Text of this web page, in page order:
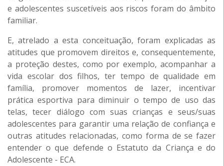
e adolescentes suscetíveis aos riscos foram do âmbito
familiar.
E, atrelado a esta conceituação, foram explicadas as
atitudes que promovem direitos e, consequentemente,
a proteção destes, como por exemplo, acompanhar a
vida escolar dos filhos, ter tempo de qualidade em
família, promover momentos de lazer, incentivar
prática esportiva para diminuir o tempo de uso das
telas, tecer diálogo com suas crianças e seus/suas
adolescentes para garantir uma relação de confiança e
outras atitudes relacionadas, como forma de se fazer
entender o que defende o Estatuto da Criança e do
Adolescente - ECA.